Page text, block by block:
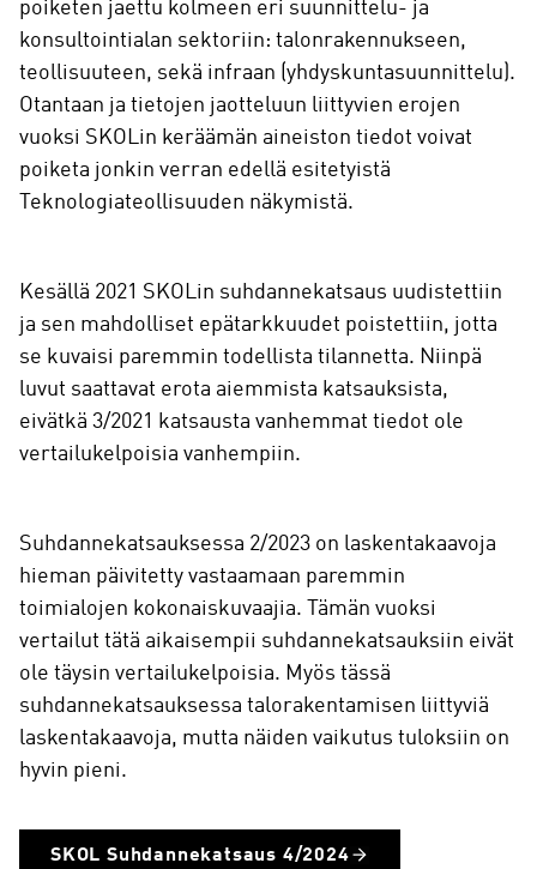
poiketen jaettu kolmeen eri suunnittelu- ja
konsultointialan sektoriin: talonrakennukseen,
teollisuuteen, sekä infraan (yhdyskuntasuunnittelu).
Otantaan ja tietojen jaotteluun liittyvien erojen
vuoksi SKOLin keräämän aineiston tiedot voivat
poiketa jonkin verran edellä esitetyistä
Teknologiateollisuuden näkymistä.
Kesällä 2021 SKOLin suhdannekatsaus uudistettiin
ja sen mahdolliset epätarkkuudet poistettiin, jotta
se kuvaisi paremmin todellista tilannetta. Niinpä
luvut saattavat erota aiemmista katsauksista,
eivätkä 3/2021 katsausta vanhemmat tiedot ole
vertailukelpoisia vanhempiin.
Suhdannekatsauksessa 2/2023 on laskentakaavoja
hieman päivitetty vastaamaan paremmin
toimialojen kokonaiskuvaajia. Tämän vuoksi
vertailut tätä aikaisempii suhdannekatsauksiin eivät
ole täysin vertailukelpoisia. Myös tässä
suhdannekatsauksessa talorakentamisen liittyviä
laskentakaavoja, mutta näiden vaikutus tuloksiin on
hyvin pieni.
SKOL Suhdannekatsaus 4/2024